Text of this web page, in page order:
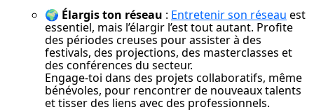
🌍 Élargis ton réseau : Entretenir son réseau est
essentiel, mais l’élargir l’est tout autant. Profite
des périodes creuses pour assister à des
festivals, des projections, des masterclasses et
des conférences du secteur.
Engage-toi dans des projets collaboratifs, même
bénévoles, pour rencontrer de nouveaux talents
et tisser des liens avec des professionnels.